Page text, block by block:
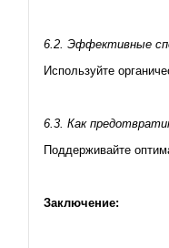
6.2. Эффективные
Используйте
6.3. Как
Поддерживайте
Заключение: